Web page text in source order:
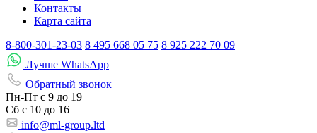
Контакты
Карта сайта
8-800-301-23-03 8 495 668 05 75 8 925 222 70 09
Лучше WhatsApp
Обратный звонок
Пн-Пт с 9 до 19
Сб с 10 до 16
info@ml-group.ltd